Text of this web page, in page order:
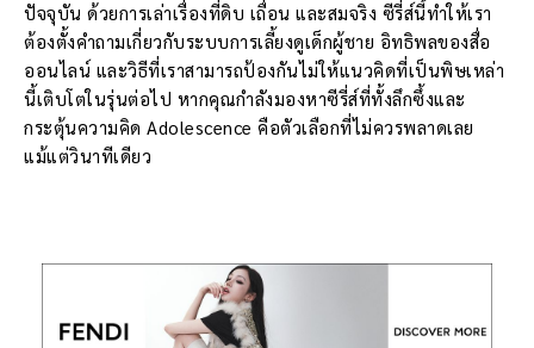
ปัจจุบัน ด้วยการเล่าเรื่องที่ดิบ เถื่อน และสมจริง ซีรี่ส์นี้ทำให้เรา
ต้องตั้งคำถามเกี่ยวกับระบบการเลี้ยงดูเด็กผู้ชาย อิทธิพลของสื่อ
ออนไลน์ และวิธีที่เราสามารถป้องกันไม่ให้แนวคิดที่เป็นพิษเหล่า
นี้เติบโตในรุ่นต่อไป หากคุณกำลังมองหาซีรี่ส์ที่ทั้งลึกซึ้งและ
กระตุ้นความคิด Adolescence คือตัวเลือกที่ไม่ควรพลาดเลย
แม้แต่วินาทีเดียว